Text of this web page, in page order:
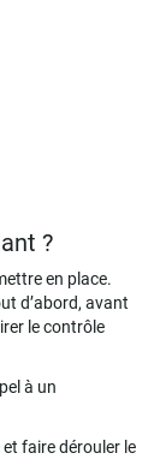
?
en place.
d’abord, avant
le contrôle
à un
faire dérouler le